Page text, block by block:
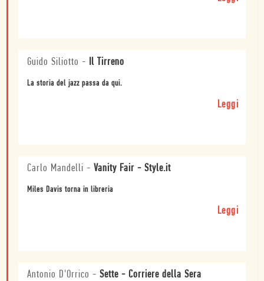
Guido Siliotto - Il Tirreno
La storia del jazz passa da qui.
Leggi
Carlo Mandelli - Vanity Fair - Style.it
Miles Davis torna in libreria
Leggi
Antonio D'Orrico - Sette - Corriere della Sera